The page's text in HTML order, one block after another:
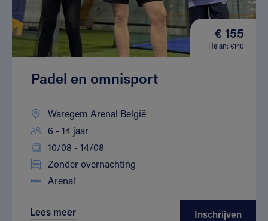
€ 155
Helan: €140
Padel en omnisport
Waregem Arenal België
6 - 14 jaar
10/08 - 14/08
Zonder overnachting
Arenal
Lees meer Inschrijven